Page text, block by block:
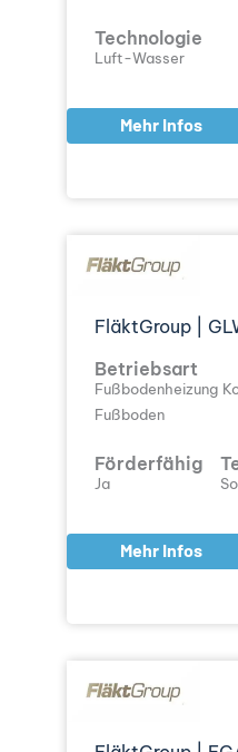
Technologie
Luft-Wasser
Mehr Infos
FläktGroup |
Betriebsart
Fußbodenheizung
Fußboden
Förderfähig
Ja
Mehr Infos